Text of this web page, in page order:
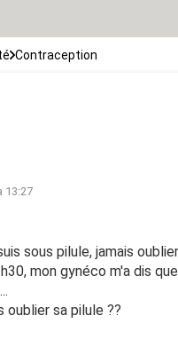
Contraception
13:27
sous pilule, jamais
mon gynéco m'a dis
sa pilule ??